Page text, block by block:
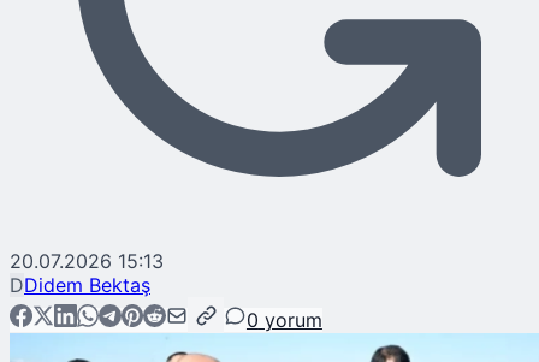
20.07.2026 15:13
DDidem Bektaş
0 yorum